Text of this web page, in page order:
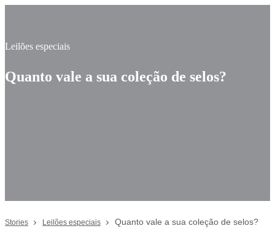
Leilões especiais
Quanto vale a sua coleção de selos?
Stories Leilões especiais Quanto vale a sua coleção de selos?